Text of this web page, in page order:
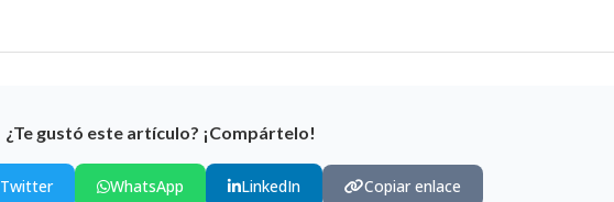
¿Te gustó este artículo? ¡Compártelo!
Twitter WhatsApp LinkedIn Copiar enlace